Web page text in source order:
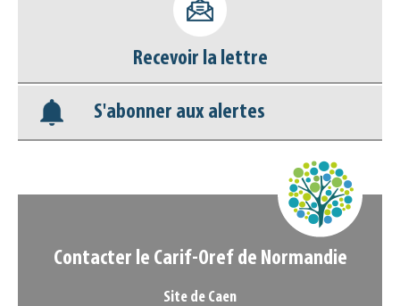
déconnecter)
Base documentaire
Nos veilles Scoop.it
Recevoir la lettre
S'abonner aux alertes
Contacter le Carif-Oref de Normandie
Site de Caen